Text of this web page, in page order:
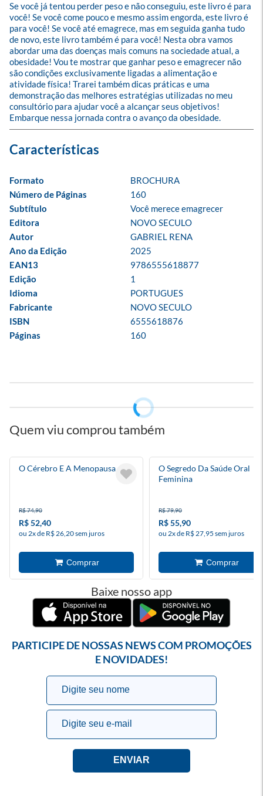
Se você já tentou perder peso e não conseguiu, este livro é para
você! Se você come pouco e mesmo assim engorda, este livro é
para você! Se você até emagrece, mas em seguida ganha tudo
de novo, este livro também é para você! Nesta obra vamos
abordar uma das doenças mais comuns na sociedade atual, a
obesidade! Vou te mostrar que ganhar peso e emagrecer não
são condições exclusivamente ligadas a alimentação e
atividade física! Trarei também dicas práticas e uma
demonstração das melhores estratégias utilizadas no meu
consultório para ajudar você a alcançar seus objetivos!
Embarque nessa jornada contra o avanço da obesidade.
Formato
BROCHURA
Número de Páginas
160
Subtítulo
Você merece emagrecer
Editora
NOVO SECULO
Autor
GABRIEL RENA
Ano da Edição
2025
EAN13
9786555618877
Edição
1
Idioma
PORTUGUES
Fabricante
NOVO SECULO
ISBN
6555618876
Páginas
160
Quem viu comprou também
O Cérebro E A Menopausa
R$ 74,90
R$ 52,40
ou 2x de R$ 26,20 sem juros
O Segredo Da Saúde Oral
Feminina
R$ 79,90
R$ 55,90
ou 2x de R$ 27,95 sem juros
Baixe nosso app
PARTICIPE DE NOSSAS NEWS COM PROMOÇÕES
E NOVIDADES!